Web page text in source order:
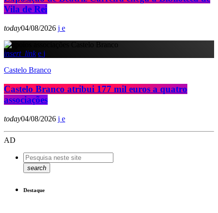
Vila de Rei
today04/08/2026
insert_link
Castelo Branco
Castelo Branco atribui 177 mil euros a quatro
associações
today04/08/2026
AD
search
Destaque